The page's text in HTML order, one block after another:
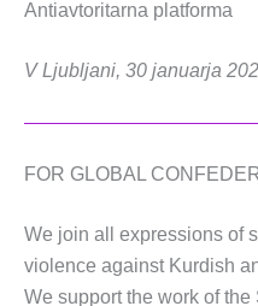
Antiavtoritarna platforma
V Ljubljani, 30 januarja
FOR GLOBAL
We join all expressions of
violence against Kurdish
We support the work of